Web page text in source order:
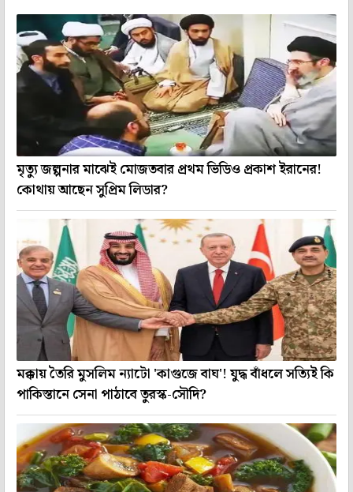
মৃত্যু জল্পনার মাঝেই মোজতবার প্রথম ভিডিও প্রকাশ ইরানের!
কোথায় আছেন সুপ্রিম লিডার?
মক্কায় তৈরি মুসলিম ন্যাটো 'কাগুজে বাঘ'! যুদ্ধ বাঁধলে সত্যিই কি
পাকিস্তানে সেনা পাঠাবে তুরস্ক-সৌদি?